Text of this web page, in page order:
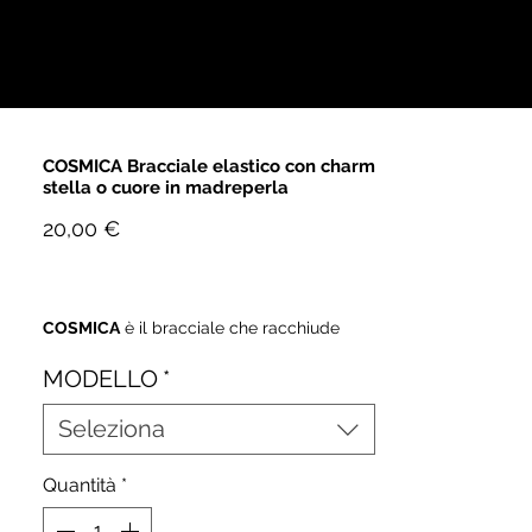
COSMICA Bracciale elastico con charm
stella o cuore in madreperla
20,00 €Prezzo
COSMICA è il bracciale che racchiude
Flessibile, luminoso e leggero, si adatta
perfettamente al polso ed è impreziosito
da un charm a forma di stella o cuore in
madreperla.
Un gioiello che vibra di luce propria,
eleganza e brio.
MODELLO *
Seleziona
Quantità *